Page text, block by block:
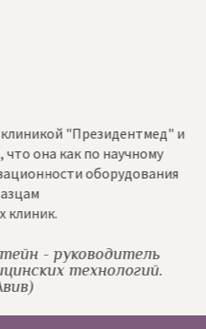
"Президентмед" и
она как по научному
оборудования
- руководитель
технологий.